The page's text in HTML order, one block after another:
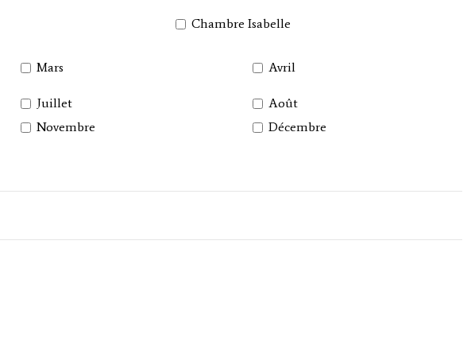
Chambre Isabelle
Mars Avril
Juillet
Août
Novembre Décembre